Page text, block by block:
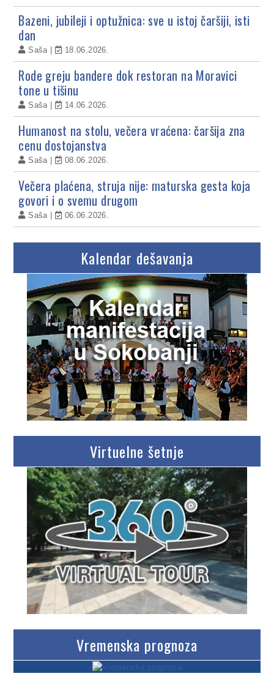
Bazeni, jubileji i optužnica: sve u istoj čaršiji, isti
dan
Saša 18.06.2026.
Rode greju bandere dok restoran na Moravici
tone u tišinu
Saša 14.06.2026.
Humanost na stolu, večera vraćena: čaršija zna
cenu dostojanstva
Saša 08.06.2026.
Večera plaćena, struja nije: maturska gesta koja
govori i o svemu drugom
Saša 06.06.2026.
Kalendar dešavanja
Virtuelne šetnje
Vremenska prognoza